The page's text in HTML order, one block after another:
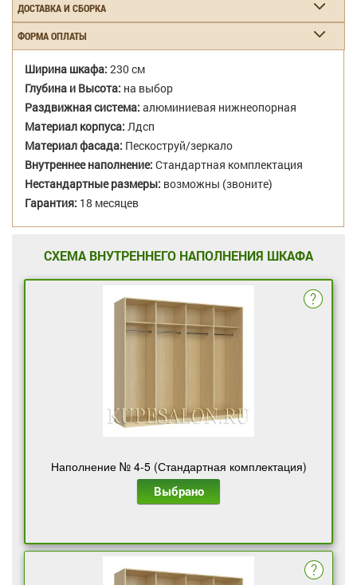
ДОСТАВКА И СБОРКА
ФОРМА ОПЛАТЫ
Ширина шкафа: 230 см
Глубина и Высота: на выбор
Раздвижная система: алюминиевая нижнеопорная
Материал корпуса: Лдсп
Материал фасада: Пескоструй/зеркало
Внутреннее наполнение: Стандартная комплектация
Нестандартные размеры: возможны (звоните)
Гарантия: 18 месяцев
СХЕМА ВНУТРЕННЕГО НАПОЛНЕНИЯ ШКАФА
Наполнение № 4-5 (Стандартная комплектация)
Выбрано